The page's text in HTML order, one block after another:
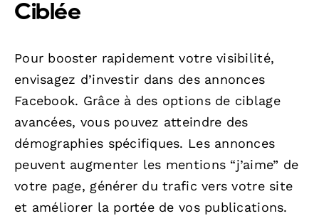
Ciblée
Pour booster rapidement votre visibilité,
envisagez d’investir dans des annonces
Facebook. Grâce à des options de ciblage
avancées, vous pouvez atteindre des
démographies spécifiques. Les annonces
peuvent augmenter les mentions “j’aime” de
votre page, générer du trafic vers votre site
et améliorer la portée de vos publications.